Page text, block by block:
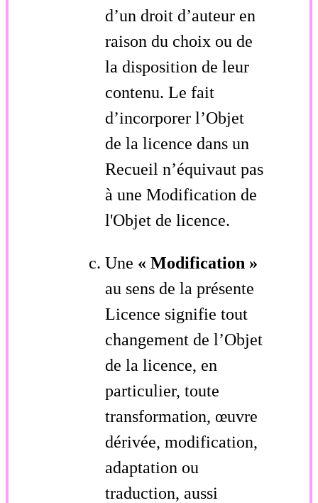
d’un droit d’auteur en
raison du choix ou de
la disposition de leur
contenu. Le fait
d’incorporer l’Objet
de la licence dans un
Recueil n’équivaut pas
à une Modification de
l'Objet de licence.
Une « Modification »
au sens de la présente
Licence signifie tout
changement de l’Objet
de la licence, en
particulier, toute
transformation, œuvre
dérivée, modification,
adaptation ou
traduction, aussi